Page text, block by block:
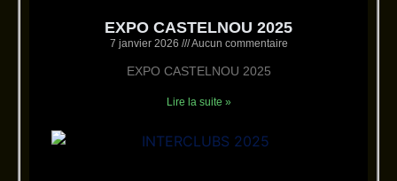
EXPO CASTELNOU 2025
7 janvier 2026 Aucun commentaire
EXPO CASTELNOU 2025
Lire la suite »